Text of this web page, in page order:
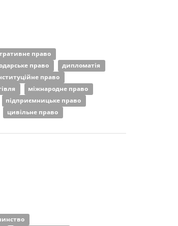
право
право
дипломатія
право
міжнародне право
підприємницьке право
цивільне право